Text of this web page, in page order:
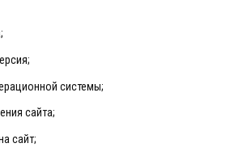
системы;
сайта;
сайт;